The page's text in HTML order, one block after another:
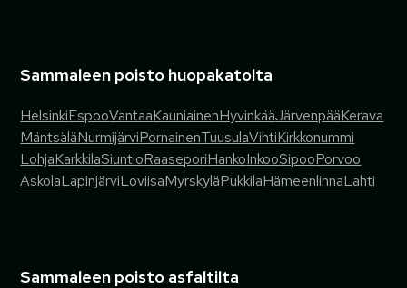
Sammaleen poisto huopakatolta
HelsinkiEspooVantaaKauniainenHyvinkääJärvenpääKerava
MäntsäläNurmijärviPornainenTuusulaVihtiKirkkonummi
LohjaKarkkilaSiuntioRaaseporiHankoInkooSipooPorvoo
AskolaLapinjärviLoviisaMyrskyläPukkilaHämeenlinnaLahti
Sammaleen poisto asfaltilta